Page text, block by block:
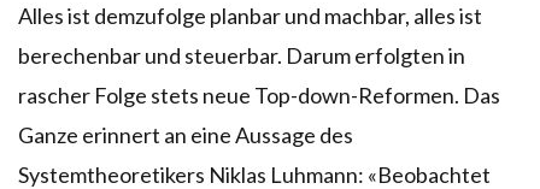
Alles ist demzufolge planbar und machbar, alles ist
berechenbar und steuerbar. Darum erfolgten in
rascher Folge stets neue Top-down-Reformen. Das
Ganze erinnert an eine Aussage des
Systemtheoretikers Niklas Luhmann: «Beobachtet